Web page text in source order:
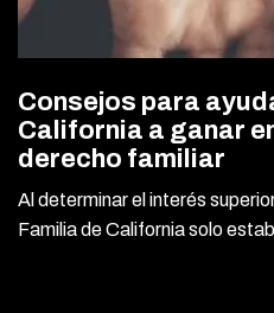
Consejos para
California a ganar
derecho familiar
Al determinar el interés
Familia de California solo